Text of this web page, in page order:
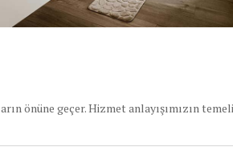
önüne geçer. Hizmet anlayışımızın